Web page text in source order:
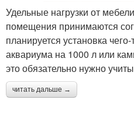
Удельные нагрузки от
помещения принимаются
планируется установка
аквариума на 1000 л или
это обязательно нужно
читать дальше →